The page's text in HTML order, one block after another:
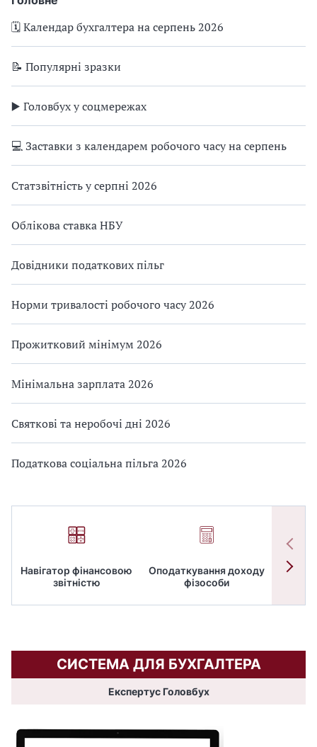
🗓️ Календар бухгалтера на серпень 2026
📝 Популярні зразки
▶️ Головбух у соцмережах
💻 Заставки з календарем робочого часу на серпень
Статзвітність у серпні 2026
Облікова ставка НБУ
Довідники податкових пільг
Норми тривалості робочого часу 2026
Прожитковий мінімум 2026
Мінімальна зарплата 2026
Святкові та неробочі дні 2026
Податкова соціальна пільга 2026
Навігатор фінансовою
звітністю
Оподаткування доходу
фізособи
СИСТЕМА ДЛЯ БУХГАЛТЕРА
Експертус Головбух